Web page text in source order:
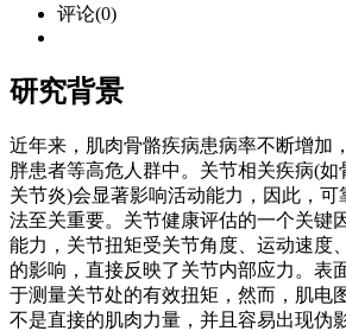
评论(0)
研究背景
近年来，肌肉骨骼疾病患病率不断增加
胖患者等高危人群中。关节相关疾病(
关节炎)会显著影响活动能力，因此，
法至关重要。关节健康评估的一个关键
能力，关节扭矩受关节角度、运动速度
的影响，直接反映了关节内部应力。表
于测量关节处的有效扭矩，然而，肌电
不是直接的肌肉力量，并且容易出现伪